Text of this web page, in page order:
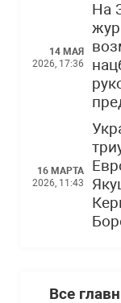
14 МАЯ
2026, 17:36
На
16 МАРТА
2026, 11:43
Все